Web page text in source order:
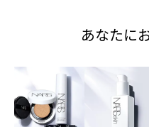
あなたに